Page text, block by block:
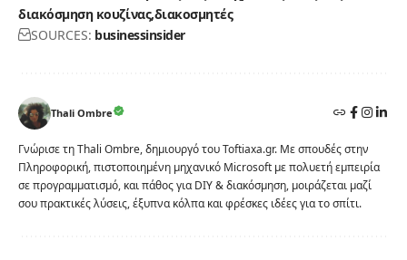
διακόσμηση κουζίνας διακοσμητές
SOURCES: businessinsider
Thali Ombre
Γνώρισε τη Thali Ombre, δημιουργό του Toftiaxa.gr. Με σπουδές στην
Πληροφορική, πιστοποιημένη μηχανικό Microsoft με πολυετή εμπειρία
σε προγραμματισμό, και πάθος για DIY & διακόσμηση, μοιράζεται μαζί
σου πρακτικές λύσεις, έξυπνα κόλπα και φρέσκες ιδέες για το σπίτι.